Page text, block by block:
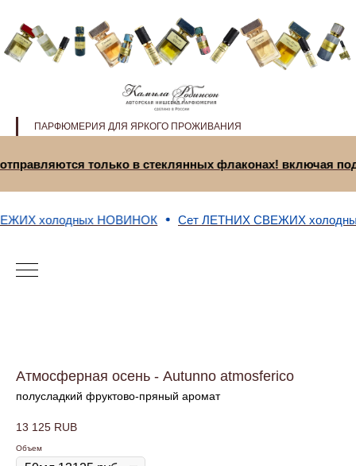
ПАРФЮМЕРИЯ ДЛЯ ЯРКОГО ПРОЖИВАНИЯ
отправляются только в стеклянных флаконах!
холодных НОВИНОК Сет ЛЕТНИХ СВЕЖИХ холодных
Атмосферная осень - Autunno atmosferico
полусладкий фруктово-пряный аромат
13 125 RUB
Объем